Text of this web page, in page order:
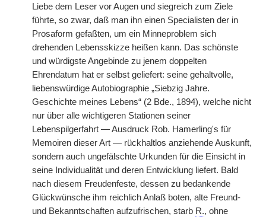
Liebe dem Leser vor Augen und siegreich zum Ziele
führte, so zwar, daß man ihn einen Specialisten der in
Prosaform gefaßten, um ein Minneproblem sich
drehenden Lebensskizze heißen kann. Das schönste
und würdigste Angebinde zu jenem doppelten
Ehrendatum hat er selbst geliefert: seine gehaltvolle,
liebenswürdige Autobiographie „Siebzig Jahre.
Geschichte meines Lebens“ (2 Bde., 1894), welche nicht
nur über alle wichtigeren Stationen seiner
Lebenspilgerfahrt — Ausdruck Rob. Hamerling's für
Memoiren dieser Art — rückhaltlos anziehende Auskunft,
sondern auch ungefälschte Urkunden für die Einsicht in
seine Individualität und deren Entwicklung liefert. Bald
nach diesem Freudenfeste, dessen zu bedankende
Glückwünsche ihm reichlich Anlaß boten, alte Freund-
und Bekanntschaften aufzufrischen, starb R., ohne